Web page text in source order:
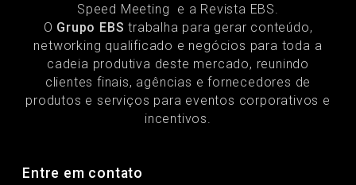
Speed Meeting e a Revista EBS.
O Grupo EBS trabalha para gerar conteúdo,
networking qualificado e negócios para toda a
cadeia produtiva deste mercado, reunindo
clientes finais, agências e fornecedores de
produtos e serviços para eventos corporativos e
incentivos.
Entre em contato